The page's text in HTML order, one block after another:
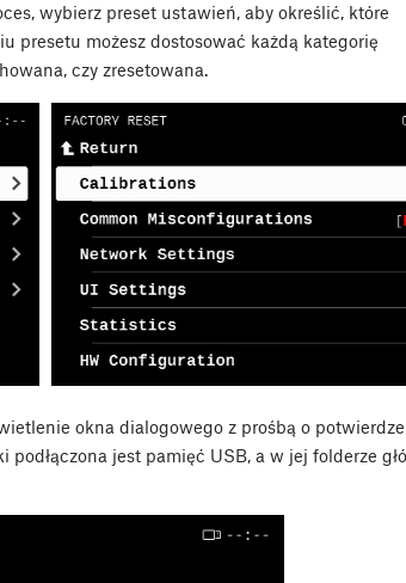
wybierz preset ustawień, aby określić, które
presetu możesz dostosować każdą kategorię
czy zresetowana.
okna dialogowego z prośbą o
jest pamięć USB, a w jej folderze